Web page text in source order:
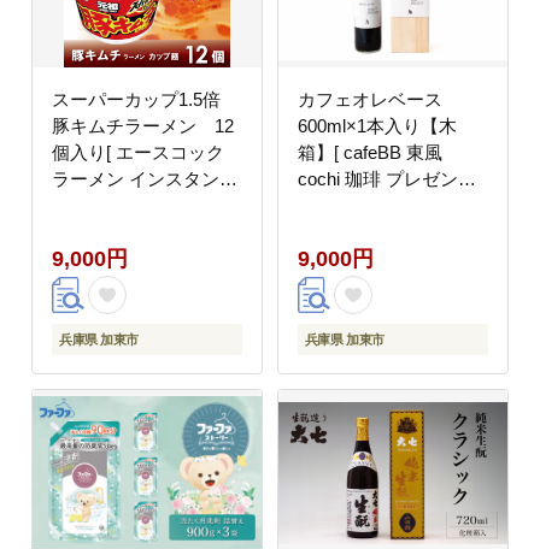
スーパーカップ1.5倍
豚キムチラーメン 12
個入り[ エースコック
ラーメン インスタント
備蓄 保存食 非常食 箱
ケース]
9,000円
兵庫県 加東市
カフェオレベース
600ml×1本入り【木
箱】[ cafeBB 東風
cochi 珈琲 プレゼント
9,000円
兵庫県 加東市